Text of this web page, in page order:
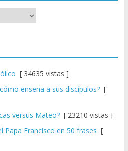
[ 34635 vistas ]
enseña a sus discípulos?[
versus Mateo?[ 23210 vistas ]
Papa Francisco en 50 frases [